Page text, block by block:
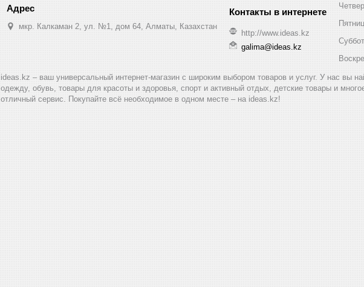
мкр. Калкаман 2, ул. №1, дом 64, Алматы, Казахстан
http://www.ideas.kz
galima@ideas.kz
ideas.kz – ваш универсальный интернет-магазин с широким выбором товаров и услуг. У нас вы
одежду, обувь, товары для красоты и здоровья, спорт и активный отдых, детские товары и
отличный сервис. Покупайте всё необходимое в одном месте – на ideas.kz!